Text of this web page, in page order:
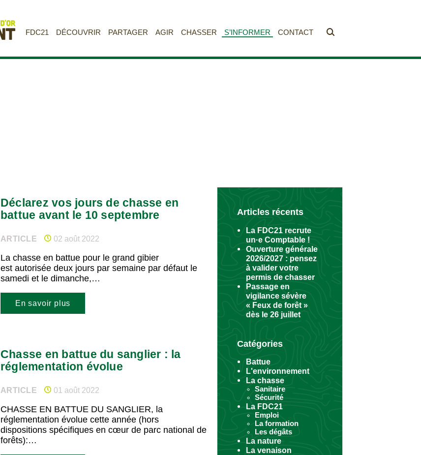
FDC21 DÉCOUVRIR PARTAGER AGIR CHASSER S’INFORMER CONTACT
Déclarez vos jours de chasse en
battue avant le 10 septembre
ARTICLE 02 août 2022
La chasse en battue pour le grand gibier
est autorisée deux jours par semaine par défaut le
samedi et le dimanche,…
En savoir plus
Chasse en battue du sanglier : la
réglementation évolue
ARTICLE 01 août 2022
CHASSE EN BATTUE DU SANGLIER, la
réglementation évolue cette année (hors
dispositions spécifiques en cœur de parc national de
forêts):…
Articles récents
La FDC21 recrute
un·e Comptable !
Ouverture générale
2026/2027 : pensez
à valider votre
permis de chasser
Passage en
vigilance sévère
« Feux de forêt »
dès le 26 juillet
Catégories
Battue
L'environnement
La chasse
Sanitaire
Sécurité
La FDC21
Emploi
La formation
Les dégâts
La nature
La venaison